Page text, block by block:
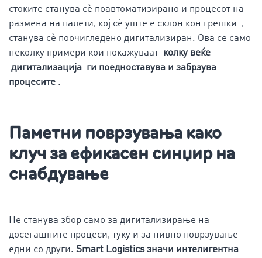
стоките станува сè поавтоматизирано и процесот на
размена на палети, кој сè уште е склон кон грешки ,
станува сè поочигледено дигитализиран. Ова се само
неколку примери кои покажуваат колку веќе
дигитализација ги поедноставува и забрзува
процесите .
Паметни поврзувања како
клуч за ефикасен синџир на
снабдување
Не станува збор само за дигитализирање на
досегашните процеси, туку и за нивно поврзување
едни со други. Smart Logistics значи интелигентна